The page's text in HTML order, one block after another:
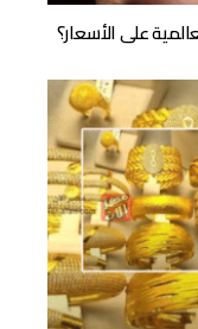
على الأسعار؟